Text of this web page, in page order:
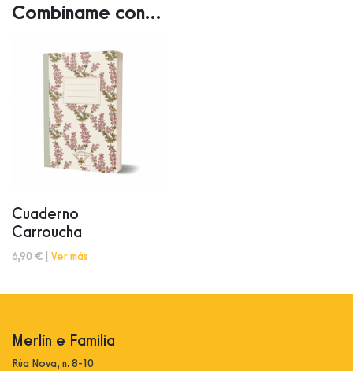
Combíname con...
Cuaderno
Carroucha
6,90 € | Ver más
Merlín e Familia
Rúa Nova, n. 8-10